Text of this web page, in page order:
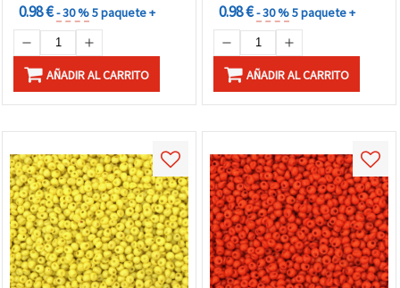
0.98 €- 30 %5 paquete +
AÑADIR AL CARRITO
0.98 €- 30 %5 paquete +
AÑADIR AL CARRITO